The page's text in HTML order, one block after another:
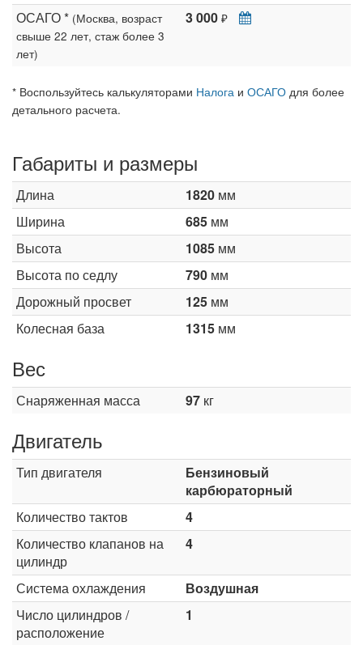
ОСАГО * (Москва, возраст
свыше 22 лет, стаж более 3
лет)
3 000 ₽
* Воспользуйтесь калькуляторами Налога и ОСАГО для более
детального расчета.
Габариты и размеры
Длина 1820 мм
Ширина
685 мм
Высота
1085 мм
Высота по седлу
790 мм
Дорожный просвет
125 мм
Колесная база
1315 мм
Вес
Снаряженная масса 97 кг
Двигатель
Тип двигателя
Бензиновый
карбюраторный
Количество тактов
4
Количество клапанов на
цилиндр
4
Система охлаждения
Воздушная
Число цилиндров /
расположение
1